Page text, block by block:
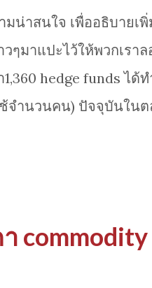
น่าสนใจ เพื่ออธิบายเพิ่
ๆมาแปะไว้ให้พวกเรา
1,360 hedge funds ไ
จำนวนคน) ปัจจุบันใน
กาสในการตัดสินใจเท
ลุ่ม unstructured
commodity